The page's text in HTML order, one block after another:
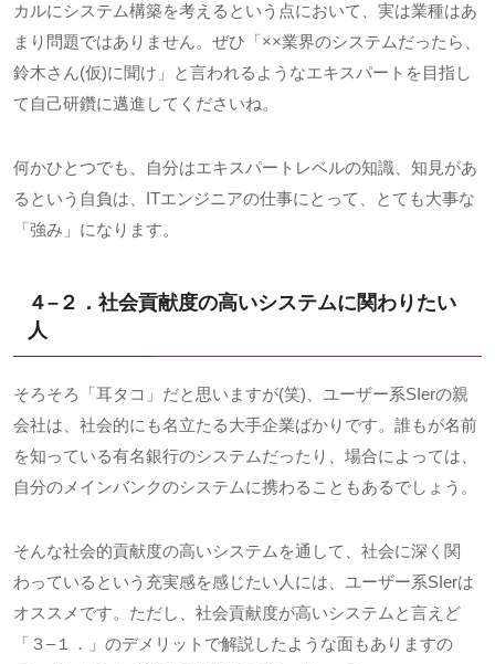
カルにシステム構築を考えるという点において、実は業種はあ
まり問題ではありません。ぜひ「××業界のシステムだったら、
鈴木さん(仮)に聞け」と言われるようなエキスパートを目指し
て自己研鑽に邁進してくださいね。
何かひとつでも、自分はエキスパートレベルの知識、知見があ
るという自負は、 ITエンジニアの仕事にとって、とても大事な
「強み」になります。
４– ２．社会貢献度の高いシステムに関わりたい
人
そろそろ「耳タコ」だと思いますが(笑) 、ユーザー系SIerの親
会社は、社会的にも名立たる大手企業ばかりです。誰もが名前
を知っている有名銀行のシステムだったり、場合によっては、
自分のメインバンクのシステムに携わることもあるでしょう。
そんな社会的貢献度の高いシステムを通して、社会に深く関
わっているという充実感を感じたい人には、ユーザー系SIerは
オススメです。ただし、社会貢献度が高いシステムと言えど
「３–１．」のデメリットで解説したような面もありますの